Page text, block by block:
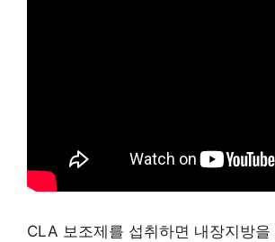
CLA 보조제를 섭취하면 내장지방